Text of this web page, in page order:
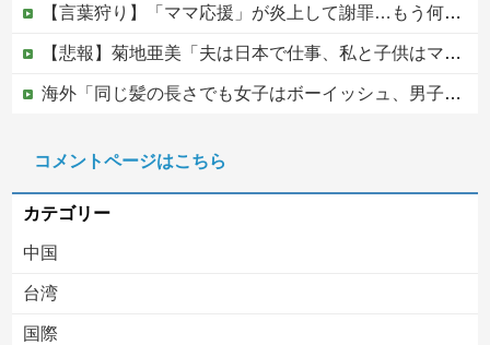
【言葉狩り】「ママ応援」が炎上して謝罪…もう何も言えない
【悲報】菊地亜美「夫は日本で仕事、私と子供はマレーシア、夫は毎月会いに来る」←これどう思う？
海外「同じ髪の長さでも女子はボーイッシュ、男子は女っぽい扱いになる」呼び名が逆転する境界線あるある…？
【移民政策反対】イオンの売り場で唐揚げを食う中国人の子供
コメントページはこちら
カテゴリー
中国
台湾
国際